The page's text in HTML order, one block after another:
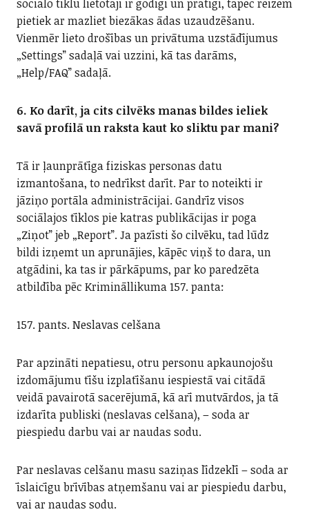
sociālo tīklu lietotāji ir godīgi un prātīgi, tāpēc reizēm
pietiek ar mazliet biezākas ādas uzaudzēšanu.
Vienmēr lieto drošības un privātuma uzstādījumus
„Settings” sadaļā vai uzzini, kā tas darāms,
„Help/FAQ” sadaļā.
6. Ko darīt, ja cits cilvēks manas bildes ieliek
savā profilā un raksta kaut ko sliktu par mani?
Tā ir ļaunprātīga fiziskas personas datu
izmantošana, to nedrīkst darīt. Par to noteikti ir
jāziņo portāla administrācijai. Gandrīz visos
sociālajos tīklos pie katras publikācijas ir poga
„Ziņot” jeb „Report”. Ja pazīsti šo cilvēku, tad lūdz
bildi izņemt un aprunājies, kāpēc viņš to dara, un
atgādini, ka tas ir pārkāpums, par ko paredzēta
atbildība pēc Krimināllikuma 157. panta:
157. pants. Neslavas celšana
Par apzināti nepatiesu, otru personu apkaunojošu
izdomājumu tīšu izplatīšanu iespiestā vai citādā
veidā pavairotā sacerējumā, kā arī mutvārdos, ja tā
izdarīta publiski (neslavas celšana), – soda ar
piespiedu darbu vai ar naudas sodu.
Par neslavas celšanu masu saziņas līdzeklī – soda ar
īslaicīgu brīvības atņemšanu vai ar piespiedu darbu,
vai ar naudas sodu.